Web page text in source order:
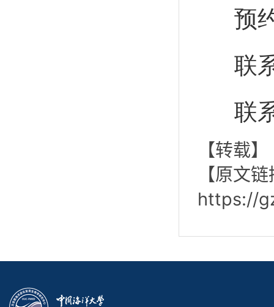
预约
联系
联系
【转载】
【原文
https://